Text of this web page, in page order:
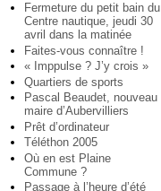
Fermeture du petit bain du
Centre nautique, jeudi 30
avril dans la matinée
Faites-vous connaître !
« Imppulse ? J’y crois »
Quartiers de sports
Pascal Beaudet, nouveau
maire d’Aubervilliers
Prêt d’ordinateur
Téléthon 2005
Où en est Plaine
Commune ?
Passage à l’heure d’été